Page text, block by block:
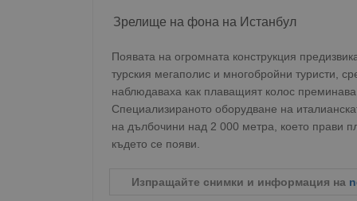
Зрелище на фона на Истанбул
Появата на огромната конструкция
турския мегаполис и многобройни туристи,
наблюдаваха как плаващият колос
Специализираното оборудване на
на дълбочини над 2 000 метра, което прави
където се появи.
Изпращайте снимки и информация на
Име